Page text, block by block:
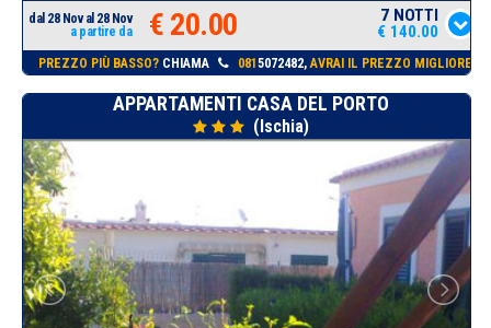
dal 28 Nov al 28 Nov
a partire da
€ 20.00
7 NOTTI
€ 140.00
PREZZO PIÙ BASSO?CHIAMA 081 5072482,AVRAI IL PREZZO MIGLIORE!
APPARTAMENTI CASA DEL PORTO
(Ischia)